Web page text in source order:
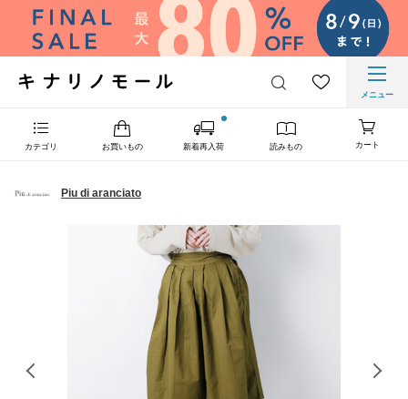
メニュー
カテゴリ お買いもの 新着再入荷 読みもの カート
Piu di aranciato